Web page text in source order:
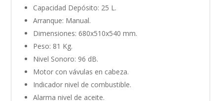
Capacidad Depósito: 25 L.
Arranque: Manual.
Dimensiones: 680x510x540 mm.
Peso: 81 Kg.
Nivel Sonoro: 96 dB.
Motor con vávulas en cabeza.
Indicador nivel de combustible.
Alarma nivel de aceite.